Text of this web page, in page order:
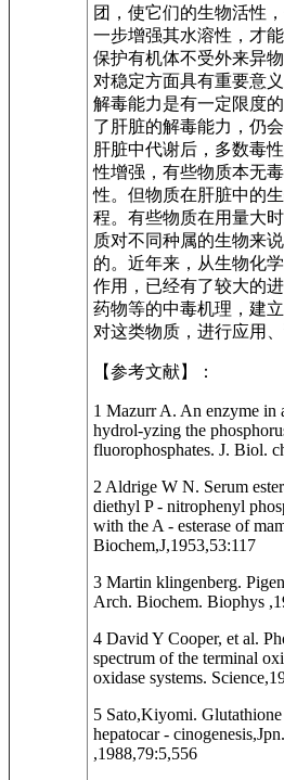
团，使它们的生物活性
一步增强其水溶性，才
保护有机体不受外来异
对稳定方面具有重要意
解毒能力是有一定限度
了肝脏的解毒能力，仍
肝脏中代谢后，多数毒
性增强，有些物质本无
性。但物质在肝脏中的
程。有些物质在用量大
质对不同种属的生物来
的。近年来，从生物化
作用，已经有了较大的
药物等的中毒机理，建
对这类物质，进行应用
【参考文献】：
1 Mazurr A. An enzyme in
hydrol-yzing the
fluorophosphates. J. Biol.
2 Aldrige W N. Serum
diethyl P - nitrophenyl
with the A - esterase of
Biochem,J,1953,53:117
3 Martin klingenberg.
Arch. Biochem. Biophys
4 David Y Cooper, et al.
spectrum of the terminal
oxidase systems.
5 Sato,Kiyomi. Glutathione
hepatocar -
,1988,79:5,556